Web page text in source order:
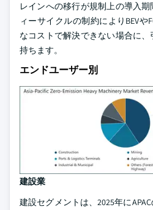
レインへの移行が規制上の導入
ィーサイクルの制約によりBEVや
なコストで解決できない場合に
持ちます。
エンドユーザー別
建設業
建設セグメントは、2025年に